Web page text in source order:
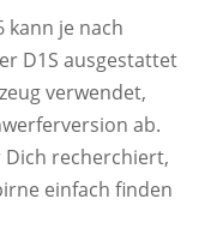
kann je nach
D1S ausgestattet
verwendet,
ab.
recherchiert,
einfach finden